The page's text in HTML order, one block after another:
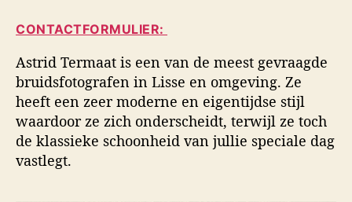
d
s
f
o
t
o
g
r
a
u
e
u
r
u
m
CONTACTFORMULIER:
Astrid Termaat is een van de meest gevraagde
bruidsfotografen in Lisse en omgeving. Ze
heeft een zeer moderne en eigentijdse stijl
waardoor ze zich onderscheidt, terwijl ze toch
de klassieke schoonheid van jullie speciale dag
vastlegt.